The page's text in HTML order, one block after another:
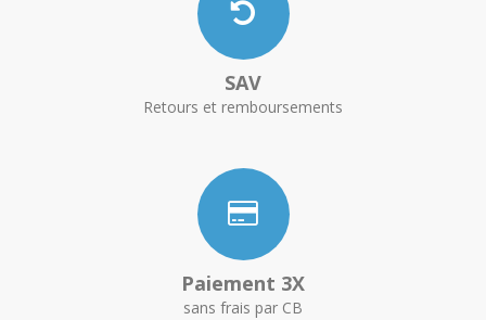
SAV
Retours et remboursements
Paiement 3X
sans frais par CB